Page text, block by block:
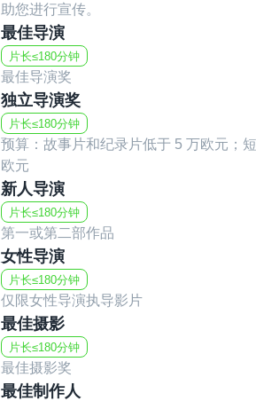
助您进行宣传。
最佳导演
片长≤180分钟
最佳导演奖
独立导演奖
片长≤180分钟
预算：故事片和纪录片低于 5 万欧元；
欧元
新人导演
片长≤180分钟
第一或第二部作品
女性导演
片长≤180分钟
仅限女性导演执导影片
最佳摄影
片长≤180分钟
最佳摄影奖
最佳制作人